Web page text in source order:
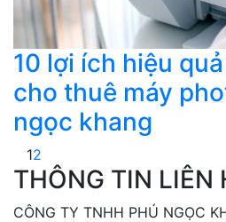
10 lợi ích hiệu
cho thuê máy
ngọc khang
12
THÔNG TIN LIÊN
CÔNG TY TNHH PHÚ NGỌC